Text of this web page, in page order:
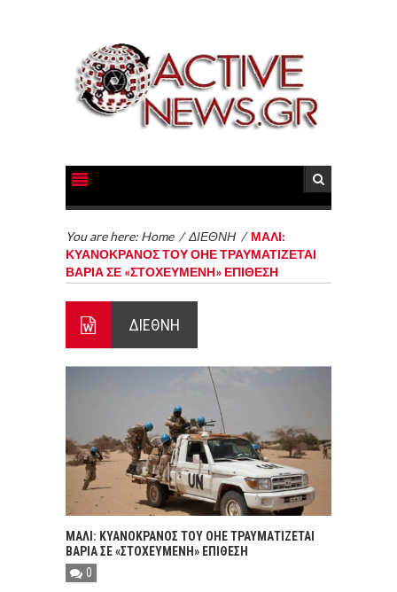
You are here: Home /ΔΙΕΘΝΗ / ΜΑΛΙ:
ΚΥΑΝΟΚΡΑΝΟΣ ΤΟΥ ΟΗΕ ΤΡΑΥΜΑΤΙΖΕΤΑΙ
ΒΑΡΙΑ ΣΕ «ΣΤΟΧΕΥΜΕΝΗ» ΕΠΙΘΕΣΗ
ΔΙΕΘΝΗ
ΜΑΛΙ: ΚΥΑΝΟΚΡΑΝΟΣ ΤΟΥ ΟΗΕ ΤΡΑΥΜΑΤΙΖΕΤΑΙ
ΒΑΡΙΑ ΣΕ «ΣΤΟΧΕΥΜΕΝΗ» ΕΠΙΘΕΣΗ
0